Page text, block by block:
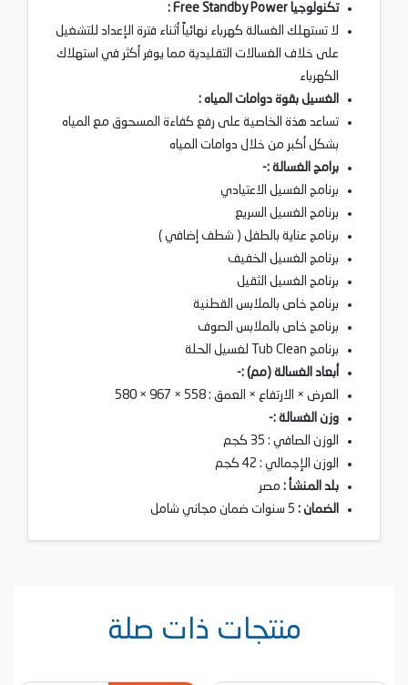
تكنولوجيا Free Standby Power :
لا تستهلك الغسالة كهرباء نهائياً أثناء فترة الإعداد للتشغيل
على خلاف الغسالات التقليدية مما يوفر أكثر في استهلاك
الكهرباء
الغسيل بقوة دوامات المياه :
تساعد هذة الخاصية على رفع كفاءة المسحوق مع المياه
بشكل أكبر من خلال دوامات المياه
برامج الغسالة :-
برنامج الغسيل الاعتيادي
برنامج الغسيل السريع
برنامج عناية بالطفل ( شطف إضافي )
برنامج الغسيل الخفيف
برنامج الغسيل الثقيل
برنامج خاص بالملابس القطنية
برنامج خاص بالملابس الصوف
برنامج Tub Clean لغسيل الحلة
أبعاد الغسالة (مم) :-
العرض × الارتفاع × العمق : 558 × 967 × 580
وزن الغسالة :-
الوزن الصافي : 35 كجم
الوزن الإجمالي : 42 كجم
بلد المنشأ : مصر
الضمان :
منتجات ذات صلة